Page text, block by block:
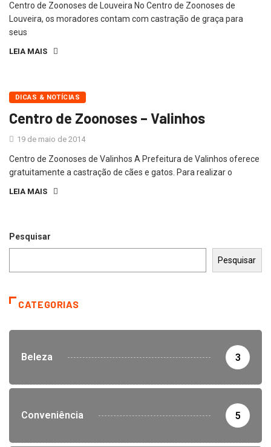
Centro de Zoonoses de Louveira No Centro de Zoonoses de
Louveira, os moradores contam com castração de graça para
seus
LEIA MAIS
DICAS & NOTÍCIAS
Centro de Zoonoses – Valinhos
19 de maio de 2014
Centro de Zoonoses de Valinhos A Prefeitura de Valinhos oferece
gratuitamente a castração de cães e gatos. Para realizar o
LEIA MAIS
Pesquisar
Pesquisar
CATEGORIAS
Beleza 3
Conveniência 5